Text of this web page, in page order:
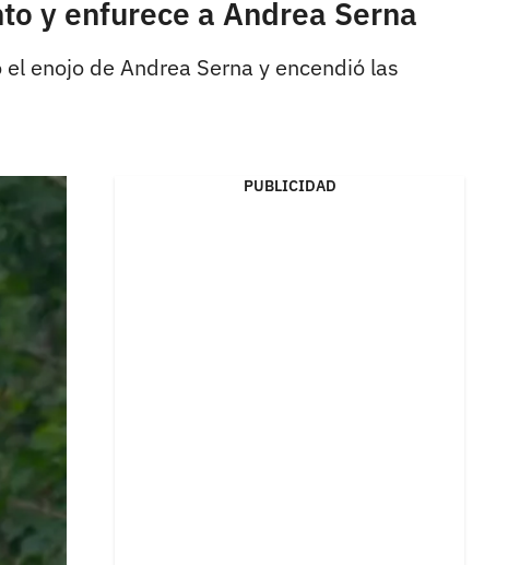
y enfurece a Andrea Serna
enojo de Andrea Serna y encendió las
PUBLICIDAD